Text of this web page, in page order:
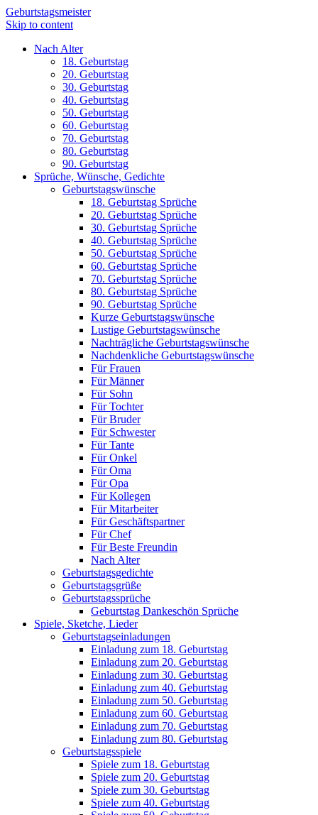
Geburtstagsmeister
Skip to content
Nach Alter
18. Geburtstag
20. Geburtstag
30. Geburtstag
40. Geburtstag
50. Geburtstag
60. Geburtstag
70. Geburtstag
80. Geburtstag
90. Geburtstag
Sprüche, Wünsche, Gedichte
Geburtstagswünsche
18. Geburtstag Sprüche
20. Geburtstag Sprüche
30. Geburtstag Sprüche
40. Geburtstag Sprüche
50. Geburtstag Sprüche
60. Geburtstag Sprüche
70. Geburtstag Sprüche
80. Geburtstag Sprüche
90. Geburtstag Sprüche
Kurze Geburtstagswünsche
Lustige Geburtstagswünsche
Nachträgliche Geburtstagswünsche
Nachdenkliche Geburtstagswünsche
Für Frauen
Für Männer
Für Sohn
Für Tochter
Für Bruder
Für Schwester
Für Tante
Für Onkel
Für Oma
Für Opa
Für Kollegen
Für Mitarbeiter
Für Geschäftspartner
Für Chef
Für Beste Freundin
Nach Alter
Geburtstagsgedichte
Geburtstagsgrüße
Geburtstagssprüche
Geburtstag Dankeschön Sprüche
Spiele, Sketche, Lieder
Geburtstagseinladungen
Einladung zum 18. Geburtstag
Einladung zum 20. Geburtstag
Einladung zum 30. Geburtstag
Einladung zum 40. Geburtstag
Einladung zum 50. Geburtstag
Einladung zum 60. Geburtstag
Einladung zum 70. Geburtstag
Einladung zum 80. Geburtstag
Geburtstagsspiele
Spiele zum 18. Geburtstag
Spiele zum 20. Geburtstag
Spiele zum 30. Geburtstag
Spiele zum 40. Geburtstag